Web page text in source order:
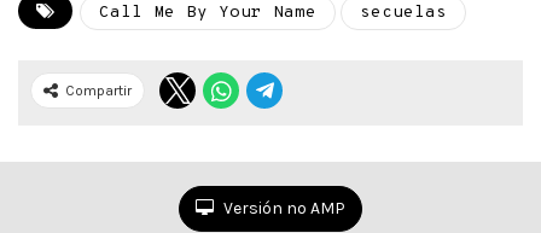
Call Me By Your Name secuelas
Compartir
Versión no AMP